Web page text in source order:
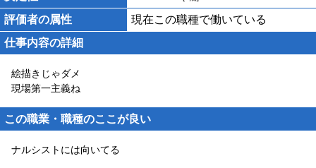
評価者の属性
現在この職種で働いている
仕事内容の詳細
絵描きじゃダメ
現場第一主義ね
この職業・職種のここが良い
ナルシストには向いてる